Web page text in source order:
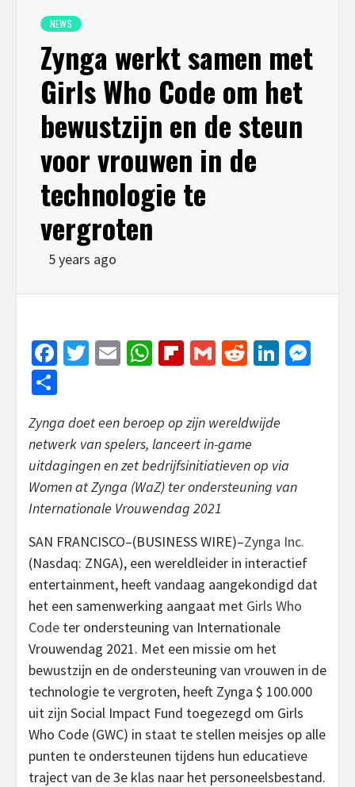
NEWS
Zynga werkt samen met
Girls Who Code om het
bewustzijn en de steun
voor vrouwen in de
technologie te
vergroten
5 years ago
Facebook
Twitter
EmailWhatsApp
Flipboard
GmailReddit
Zynga doet een beroep op zijn wereldwijde
netwerk van spelers, lanceert in-game
uitdagingen en zet bedrijfsinitiatieven op via
Women at Zynga (WaZ) ter ondersteuning van
Internationale Vrouwendag 2021
SAN FRANCISCO–(BUSINESS WIRE)–Zynga Inc.
(Nasdaq: ZNGA), een wereldleider in interactief
entertainment, heeft vandaag aangekondigd dat
het een samenwerking aangaat met Girls Who
Code ter ondersteuning van Internationale
Vrouwendag 2021. Met een missie om het
bewustzijn en de ondersteuning van vrouwen in de
technologie te vergroten, heeft Zynga $ 100.000
uit zijn Social Impact Fund toegezegd om Girls
Who Code (GWC) in staat te stellen meisjes op alle
punten te ondersteunen tijdens hun educatieve
traject van de 3e klas naar het personeelsbestand.